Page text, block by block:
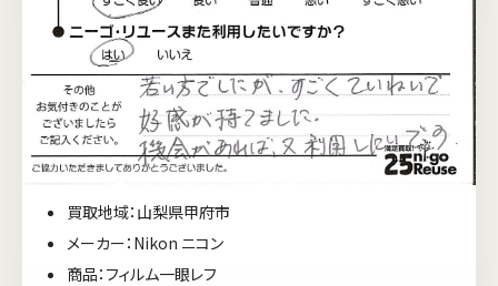
買取地域：山梨県甲府市
メーカー：Nikon ニコン
商品：フィルム一眼レフ